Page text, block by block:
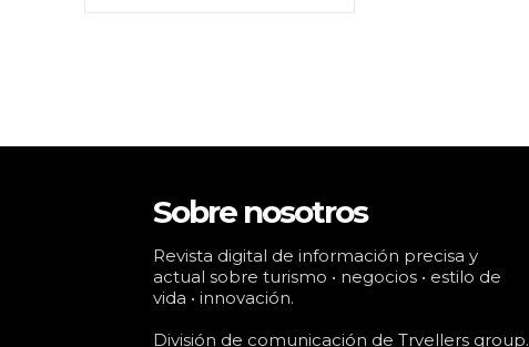
Sobre nosotros
Revista digital de información precisa y
actual sobre turismo • negocios • estilo de
vida • innovación.
División de comunicación de Trvellers group.